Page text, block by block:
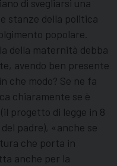
di svegliarsi una
stanze della politica
popolare.
della maternità debba
avendo ben presente
che modo? Se ne fa
chiaramente se è
progetto di legge in 8
padre), «anche se
che porta in
anche per la